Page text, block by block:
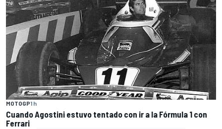
MOTOGP1 h
Cuando Agostini estuvo tentado con ir a la Fórmula 1 con
Ferrari